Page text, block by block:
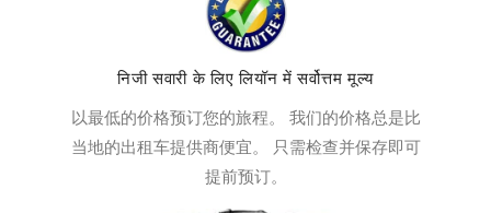
निजी सवारी के लिए लियॉन में सर्वोत्तम मूल्य
以最低的价格预订您的旅程。 我们的价格总是比
当地的出租车提供商便宜。 只需检查并保存即可
提前预订。